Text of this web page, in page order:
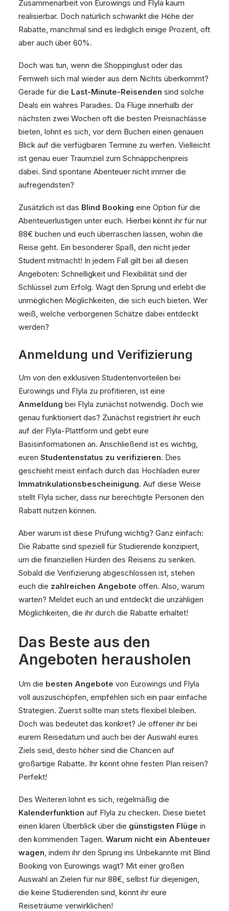
Zusammenarbeit von Eurowings und Flyla kaum
realisierbar. Doch natürlich schwankt die Höhe der
Rabatte, manchmal sind es lediglich einige Prozent, oft
aber auch über 60%.
Doch was tun, wenn die Shoppinglust oder das
Fernweh sich mal wieder aus dem Nichts überkommt?
Gerade für die Last-Minute-Reisenden sind solche
Deals ein wahres Paradies. Da Flüge innerhalb der
nächsten zwei Wochen oft die besten Preisnachlässe
bieten, lohnt es sich, vor dem Buchen einen genauen
Blick auf die verfügbaren Termine zu werfen. Vielleicht
ist genau euer Traumziel zum Schnäppchenpreis
dabei. Sind spontane Abenteuer nicht immer die
aufregendsten?
Zusätzlich ist das Blind Booking eine Option für die
Abenteuerlustigen unter euch. Hierbei könnt ihr für nur
88€ buchen und euch überraschen lassen, wohin die
Reise geht. Ein besonderer Spaß, den nicht jeder
Student mitmacht! In jedem Fall gilt bei all diesen
Angeboten: Schnelligkeit und Flexibilität sind der
Schlüssel zum Erfolg. Wagt den Sprung und erlebt die
unmöglichen Möglichkeiten, die sich euch bieten. Wer
weiß, welche verborgenen Schätze dabei entdeckt
werden?
Anmeldung und Verifizierung
Um von den exklusiven Studentenvorteilen bei
Eurowings und Flyla zu profitieren, ist eine
Anmeldung bei Flyla zunächst notwendig. Doch wie
genau funktioniert das? Zunächst registriert ihr euch
auf der Flyla-Plattform und gebt eure
Basisinformationen an. Anschließend ist es wichtig,
euren Studentenstatus zu verifizieren. Dies
geschieht meist einfach durch das Hochladen eurer
Immatrikulationsbescheinigung. Auf diese Weise
stellt Flyla sicher, dass nur berechtigte Personen den
Rabatt nutzen können.
Aber warum ist diese Prüfung wichtig? Ganz einfach:
Die Rabatte sind speziell für Studierende konzipiert,
um die finanziellen Hürden des Reisens zu senken.
Sobald die Verifizierung abgeschlossen ist, stehen
euch die zahlreichen Angebote offen. Also, warum
warten? Meldet euch an und entdeckt die unzähligen
Möglichkeiten, die ihr durch die Rabatte erhaltet!
Das Beste aus den
Angeboten herausholen
Um die besten Angebote von Eurowings und Flyla
voll auszuschöpfen, empfehlen sich ein paar einfache
Strategien. Zuerst sollte man stets flexibel bleiben.
Doch was bedeutet das konkret? Je offener ihr bei
eurem Reisedatum und auch bei der Auswahl eures
Ziels seid, desto höher sind die Chancen auf
großartige Rabatte. Ihr könnt ohne festen Plan reisen?
Perfekt!
Des Weiteren lohnt es sich, regelmäßig die
Kalenderfunktion auf Flyla zu checken. Diese bietet
einen klaren Überblick über die günstigsten Flüge in
den kommenden Tagen. Warum nicht ein Abenteuer
wagen, indem ihr den Sprung ins Unbekannte mit Blind
Booking von Eurowings wagt? Mit einer großen
Auswahl an Zielen für nur 88€, selbst für diejenigen,
die keine Studierenden sind, könnt ihr eure
Reiseträume verwirklichen!